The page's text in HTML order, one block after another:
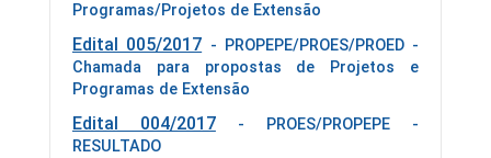
Programas/Projetos de Extensão
Edital 005/2017 - PROPEPE/PROES/PROED -
Chamada para propostas de Projetos e
Programas de Extensão
Edital 004/2017- PROES/PROPEPE -
RESULTADO